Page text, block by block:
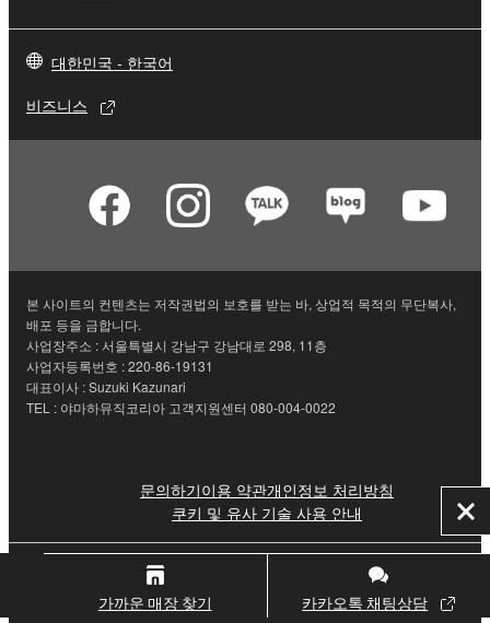
가까운 매장 찾기 카카오톡 채팅상담
닫
기
대한민국 - 한국어
비즈니스
본 사이트의 컨텐츠는 저작권법의 보호를 받는 바, 상업적 목적의 무단복사,
배포 등을 금합니다.
사업장주소 : 서울특별시 강남구 강남대로 298, 11층
사업자등록번호 : 220-86-19131
대표이사 : Suzuki Kazunari
TEL : 야마하뮤직코리아 고객지원센터 080-004-0022
문의하기이용 약관개인정보 처리방침
쿠키 및 유사 기술 사용 안내